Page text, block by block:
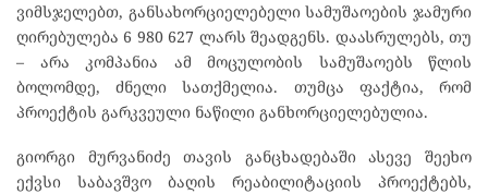
ვიმსჯელებთ, განსახორციელებელი სამუშაოების ჯამური
ღირებულება 6 980 627 ლარს შეადგენს. დაასრულებს, თუ
– არა კომპანია ამ მოცულობის სამუშაოებს წლის
ბოლომდე, ძნელი სათქმელია. თუმცა ფაქტია, რომ
პროექტის გარკვეული ნაწილი განხორციელებულია.
გიორგი მურვანიძე თავის განცხადებაში ასევე შეეხო
ექვსი საბავშვო ბაღის რეაბილიტაციის პროექტებს,